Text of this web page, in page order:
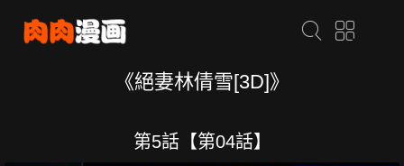
《絕妻林倩雪[3D]》
第5話【第04話】